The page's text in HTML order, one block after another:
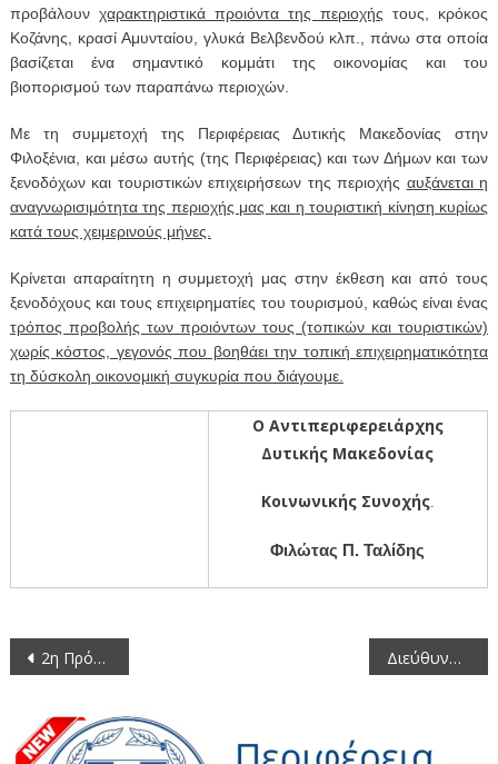
προβάλουν χαρακτηριστικά προιόντα της περιοχής τους, κρόκος
Κοζάνης, κρασί Αμυνταίου, γλυκά Βελβενδού κλπ., πάνω στα οποία
βασίζεται ένα σημαντικό κομμάτι της οικονομίας και του
βιοπορισμού των παραπάνω περιοχών.
Με τη συμμετοχή της Περιφέρειας Δυτικής Μακεδονίας στην
Φιλοξένια, και μέσω αυτής (της Περιφέρειας) και των Δήμων και των
ξενοδόχων και τουριστικών επιχειρήσεων της περιοχής αυξάνεται η
αναγνωρισιμότητα της περιοχής μας και η τουριστική κίνηση κυρίως
κατά τους χειμερινούς μήνες.
Κρίνεται απαραίτητη η συμμετοχή μας στην έκθεση και από τους
ξενοδόχους και τους επιχειρηματίες του τουρισμού, καθώς είναι ένας
τρόπος προβολής των προιόντων τους (τοπικών και τουριστικών)
χωρίς κόστος, γεγονός που βοηθάει την τοπική επιχειρηματικότητα
τη δύσκολη οικονομική συγκυρία που διάγουμε.
Ο Αντιπεριφερειάρχης
Δυτικής Μακεδονίας
Κοινωνικής Συνοχής.
Φιλώτας Π. Ταλίδης
Πλοήγηση
2η Πρόσκληση σε συνεδρίαση της Επιτροπής Κοινωνικής Συνοχής της Περιφέρειας Δυτικής Μακεδονίας Διεύθυνση Δημόσιας Υγείας και Κοινωνικής Μέριμνας Περιφερειακής Ενότητας Κοζάνης: Υποβολή δικαιολογητικών για τη χορήγηση Δελτίων Μετακίνησης ΑμεΑ για το έτος 2013